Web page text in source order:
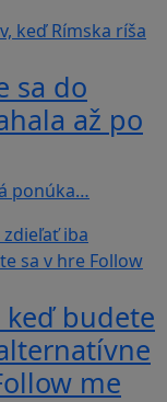
sa do
až po
ponúka…
budete
me